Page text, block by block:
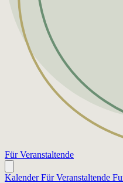
Für Veranstaltende
Kalender Für Veranstaltende